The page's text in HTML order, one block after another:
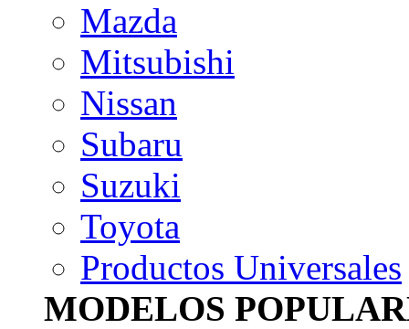
Mazda
Mitsubishi
Nissan
Subaru
Suzuki
Toyota
Productos Universales
MODELOS